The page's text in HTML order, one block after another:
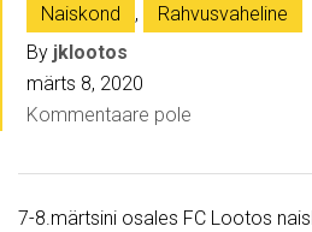
Naiskond ,
Rahvusvaheline
By jklootos
märts 8, 2020
Kommentaare pole
7-8.märtsini osales FC Lootos